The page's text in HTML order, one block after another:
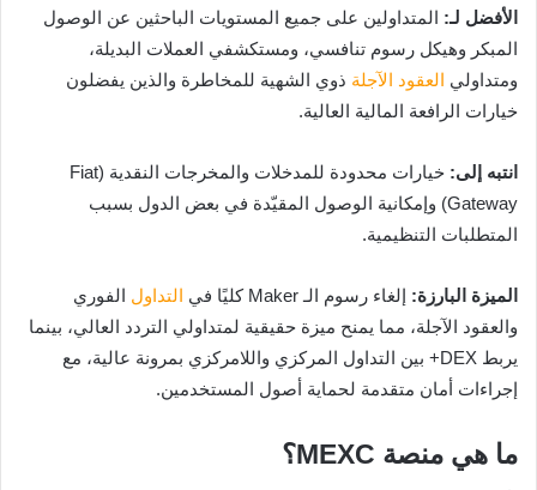
الأفضل لـ: المتداولين على جميع المستويات الباحثين عن الوصول
المبكر وهيكل رسوم تنافسي، ومستكشفي العملات البديلة،
ومتداولي العقود الآجلة ذوي الشهية للمخاطرة والذين يفضلون
خيارات الرافعة المالية العالية.
انتبه إلى:
خيارات محدودة للمدخلات والمخرجات النقدية (Fiat
Gateway) وإمكانية الوصول المقيّدة في بعض الدول بسبب
المتطلبات التنظيمية.
الميزة البارزة: إلغاء رسوم الـ Maker كليًا في التداول الفوري
والعقود الآجلة، مما يمنح ميزة حقيقية لمتداولي التردد العالي، بينما
يربط DEX+ بين التداول المركزي واللامركزي بمرونة عالية، مع
إجراءات أمان متقدمة لحماية أصول المستخدمين.
ما هي منصة MEXC؟